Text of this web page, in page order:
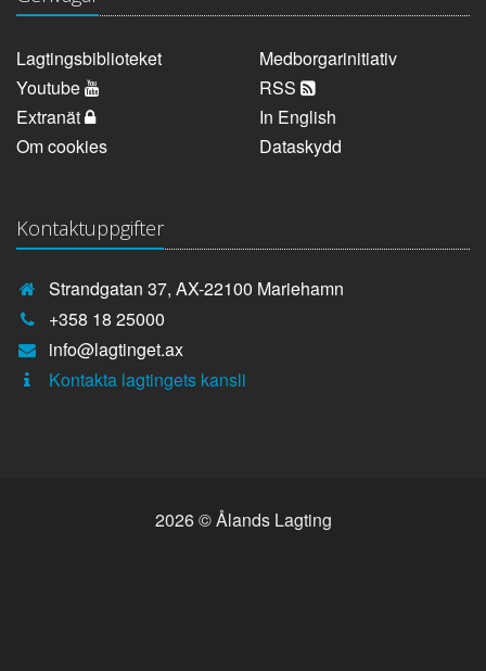
Lagtingsbiblioteket
Medborgarinitiativ
Youtube
RSS
Extranät
In English
Om cookies
Dataskydd
Kontaktuppgifter
Strandgatan 37, AX-22100 Mariehamn
Telefonnummer:
+358 18 25000
E-
post:
info@lagtinget.ax
Fler:
Kontakta lagtingets kansli
2026 © Ålands Lagting